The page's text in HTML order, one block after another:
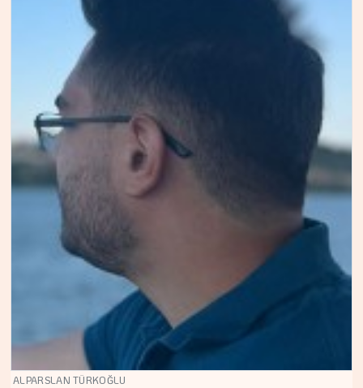
ALPARSLAN TÜRKOĞLU